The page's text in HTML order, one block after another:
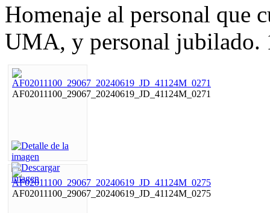
Homenaje al personal que
UMA, y personal jubilado.
AF02011100_29067_20240619_JD_41124M_0271
AF02011100_29067_20240619_JD_41124M_0275